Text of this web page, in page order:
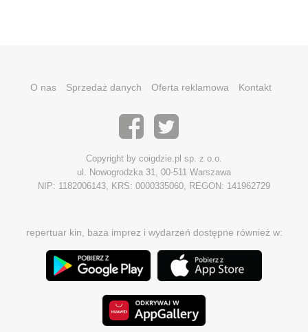
O nas Sprzedaż danych Oferta reklamowa Kontakt
Copyright by coigdzie.pl sp. z o.o.
ul. Nowogrodzka 31, 00-511 Warszawa
NIP: 1182006143, KRS: 0000335060, REGON: 141962729
repertuar kin, baza imprez i wydarzeń dostępne również w: